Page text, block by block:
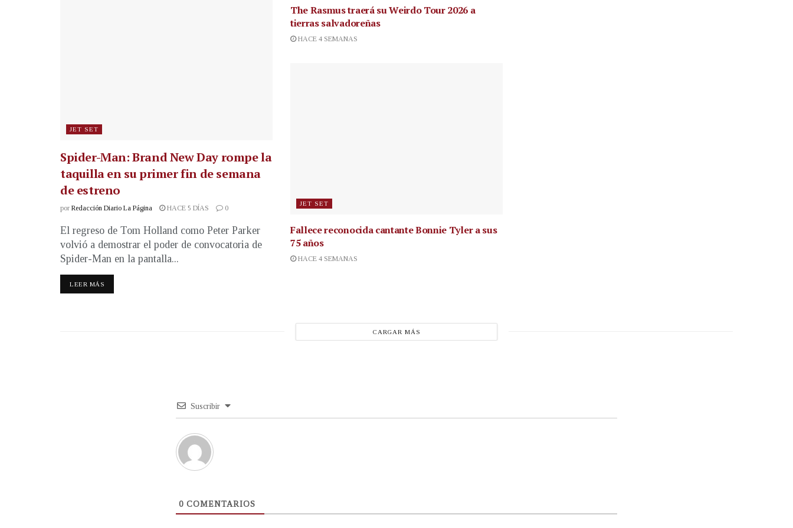
JET SET
Spider-Man: Brand New Day rompe la
taquilla en su primer fin de semana
de estreno
por Redacción Diario La Página HACE 5 DÍAS 0
El regreso de Tom Holland como Peter Parker
volvió a demostrar el poder de convocatoria de
Spider-Man en la pantalla...
LEER MÁS
The Rasmus traerá su Weirdo Tour 2026 a
tierras salvadoreñas
HACE 4 SEMANAS
JET SET
Fallece reconocida cantanteBonnie Tyler a sus
75 años
HACE 4 SEMANAS
CARGAR MÁS
Suscribir
0 COMENTARIOS